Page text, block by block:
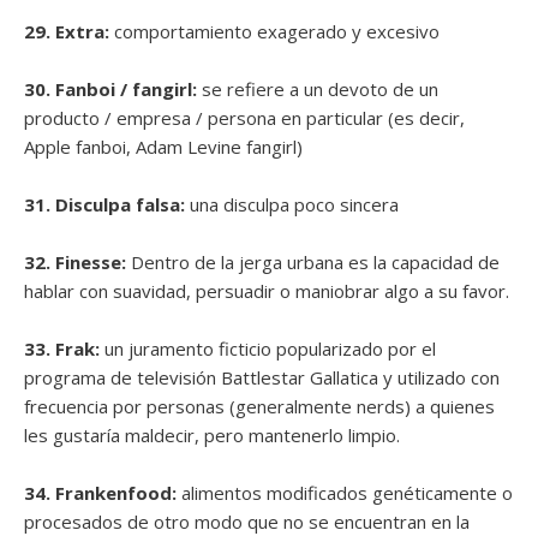
29. Extra: comportamiento exagerado y excesivo
30. Fanboi / fangirl: se refiere a un devoto de un
producto / empresa / persona en particular (es decir,
Apple fanboi, Adam Levine fangirl)
31. Disculpa falsa: una disculpa poco sincera
32. Finesse: Dentro de la jerga urbana es la capacidad de
hablar con suavidad, persuadir o maniobrar algo a su favor.
33. Frak: un juramento ficticio popularizado por el
programa de televisión Battlestar Gallatica y utilizado con
frecuencia por personas (generalmente nerds) a quienes
les gustaría maldecir, pero mantenerlo limpio.
34. Frankenfood: alimentos modificados genéticamente o
procesados ​​de otro modo que no se encuentran en la